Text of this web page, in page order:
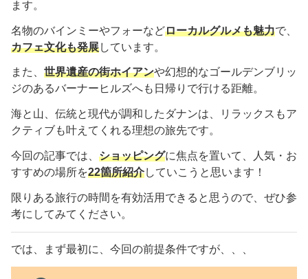
ます。
名物のバインミーやフォーなどローカルグルメも魅力で、
カフェ文化も発展しています。
また、 世界遺産の街ホイアンや幻想的なゴールデンブリッ
ジのあるバーナーヒルズへも日帰りで行ける距離。
海と山、伝統と現代が調和したダナンは、リラックスもア
クティブも叶えてくれる理想の旅先です。
今回の記事では、 ショッピングに焦点を置いて、人気・お
すすめの場所を22箇所紹介していこうと思います！
限りある旅行の時間を有効活用できると思うので、ぜひ参
考にしてみてください。
では、まず最初に、今回の前提条件ですが、、、